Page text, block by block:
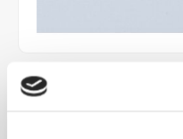
€4,10